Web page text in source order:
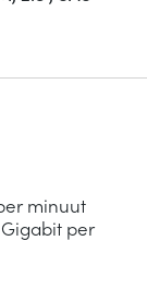
minuut
Gigabit per